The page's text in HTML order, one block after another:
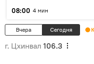
08:00 4 мин
Вчера Сегодня
г. Цхинвал 106.3